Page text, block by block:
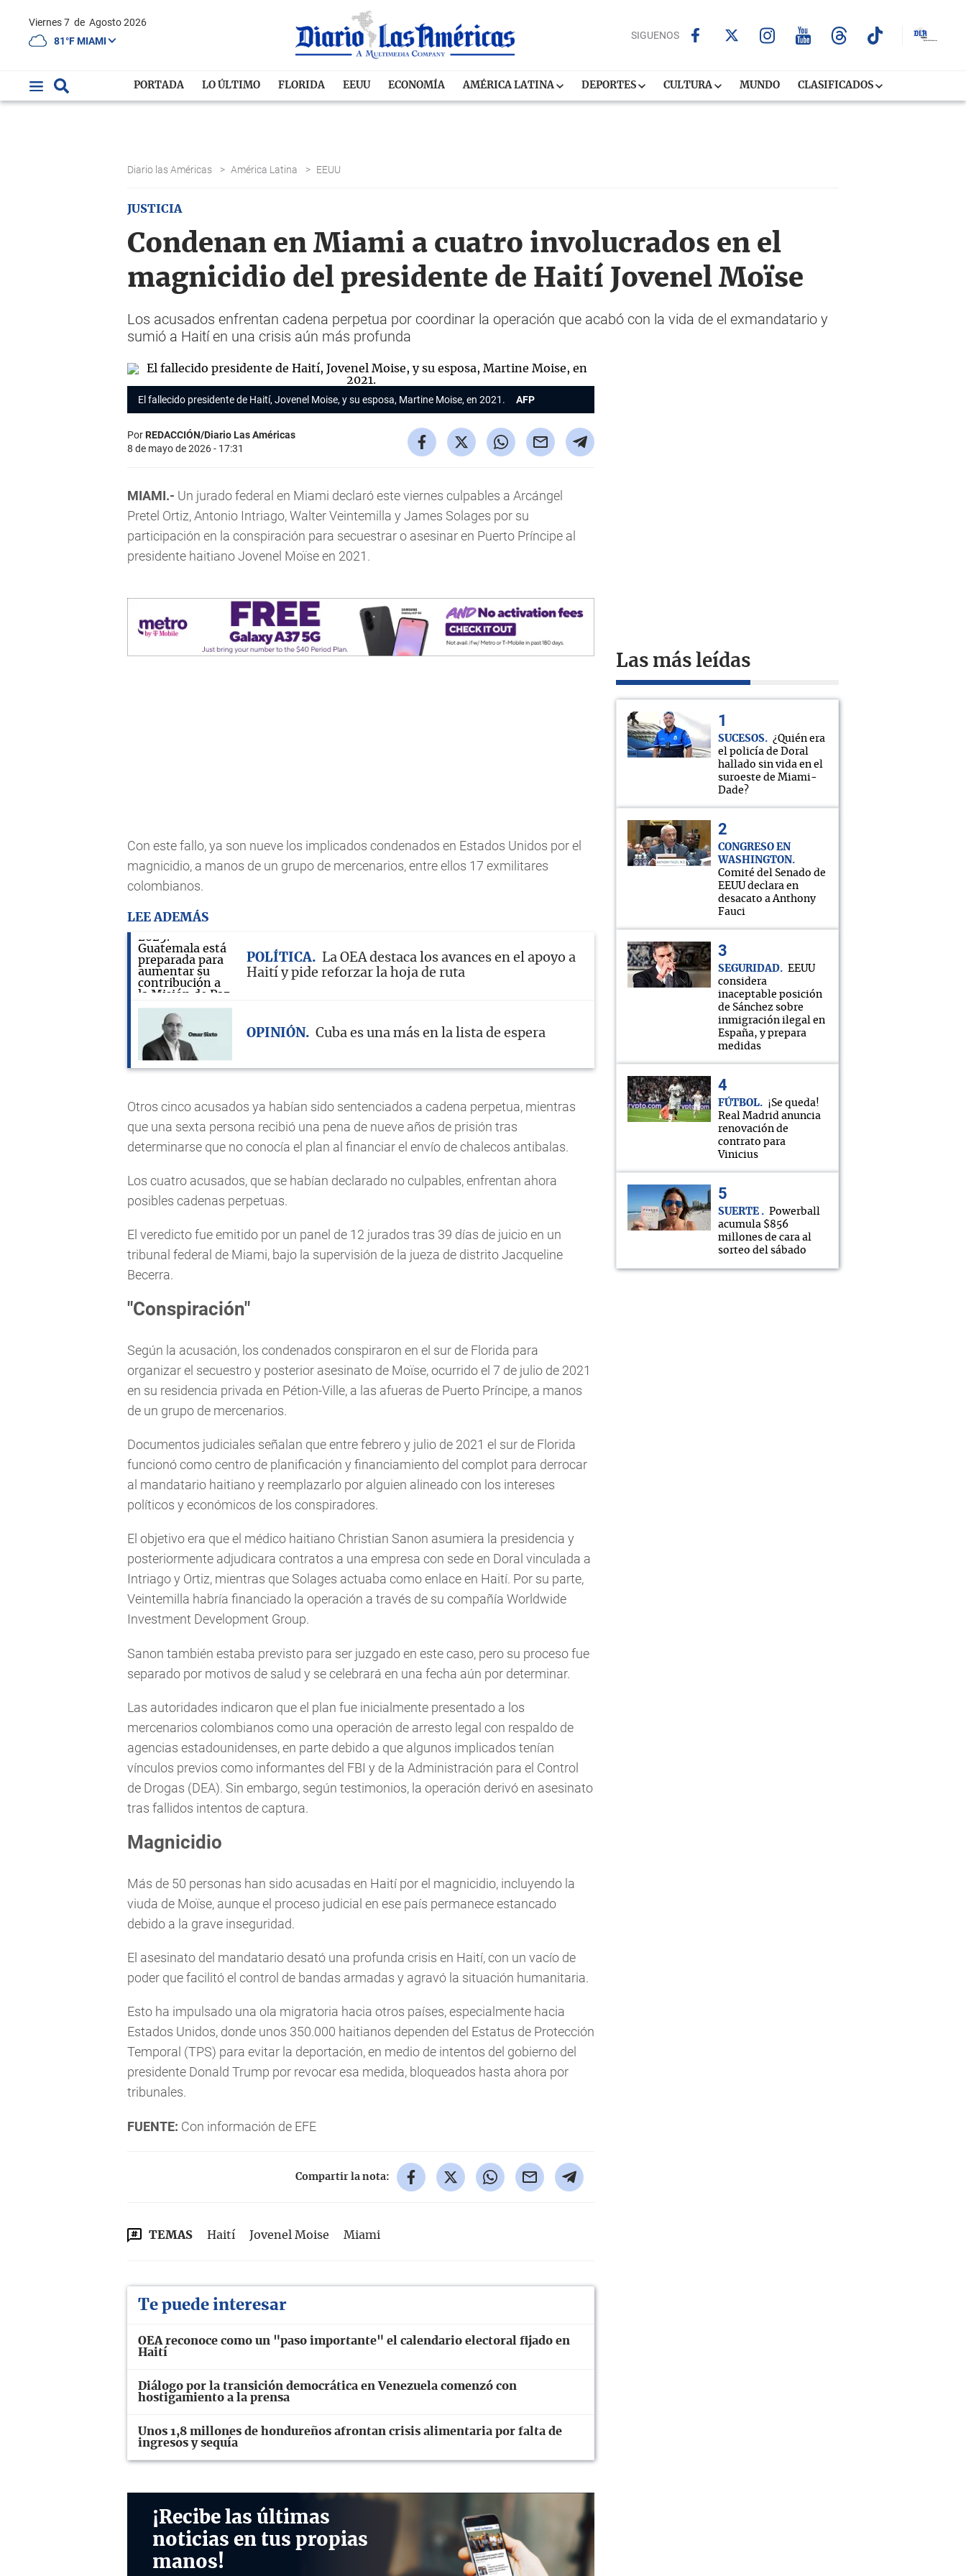
Viernes 7 de Agosto 2026
81°F MIAMI
SIGUENOS
PORTADA LO ÚLTIMO FLORIDA EEUU ECONOMÍA AMÉRICA LATINA DEPORTES CULTURA MUNDO CLASIFICADOS
Diario las Américas > América Latina > EEUU
JUSTICIA
Condenan en Miami a cuatro involucrados en el
magnicidio del presidente de Haití Jovenel Moïse
Los acusados enfrentan cadena perpetua por coordinar la operación que acabó con la vida de el exmandatario y
sumió a Haití en una crisis aún más profunda
El fallecido presidente de Haití, Jovenel Moise, y su esposa, Martine Moise, en 2021. AFP
PorREDACCIÓN/Diario Las Américas
8 de mayo de 2026 - 17:31
MIAMI.- Un jurado federal en Miami declaró este viernes culpables a Arcángel
Pretel Ortiz, Antonio Intriago, Walter Veintemilla y James Solages por su
participación en la conspiración para secuestrar o asesinar en Puerto Príncipe al
presidente haitiano Jovenel Moïse en 2021.
Con este fallo, ya son nueve los implicados condenados en Estados Unidos por el
magnicidio, a manos de un grupo de mercenarios, entre ellos 17 exmilitares
colombianos.
LEE ADEMÁS
POLÍTICA
La OEA destaca los avances en el apoyo a
Haití y pide reforzar la hoja de ruta
OPINIÓN Cuba es una más en la lista de espera
Otros cinco acusados ya habían sido sentenciados a cadena perpetua, mientras
que una sexta persona recibió una pena de nueve años de prisión tras
determinarse que no conocía el plan al financiar el envío de chalecos antibalas.
Los cuatro acusados, que se habían declarado no culpables, enfrentan ahora
posibles cadenas perpetuas.
El veredicto fue emitido por un panel de 12 jurados tras 39 días de juicio en un
tribunal federal de Miami, bajo la supervisión de la jueza de distrito Jacqueline
Becerra.
"Conspiración"
Según la acusación, los condenados conspiraron en el sur de Florida para
organizar el secuestro y posterior asesinato de Moïse, ocurrido el 7 de julio de 2021
en su residencia privada en Pétion-Ville, a las afueras de Puerto Príncipe, a manos
de un grupo de mercenarios.
Documentos judiciales señalan que entre febrero y julio de 2021 el sur de Florida
funcionó como centro de planificación y financiamiento del complot para derrocar
al mandatario haitiano y reemplazarlo por alguien alineado con los intereses
políticos y económicos de los conspiradores.
El objetivo era que el médico haitiano Christian Sanon asumiera la presidencia y
posteriormente adjudicara contratos a una empresa con sede en Doral vinculada a
Intriago y Ortiz, mientras que Solages actuaba como enlace en Haití. Por su parte,
Veintemilla habría financiado la operación a través de su compañía Worldwide
Investment Development Group.
Sanon también estaba previsto para ser juzgado en este caso, pero su proceso fue
separado por motivos de salud y se celebrará en una fecha aún por determinar.
Las autoridades indicaron que el plan fue inicialmente presentado a los
mercenarios colombianos como una operación de arresto legal con respaldo de
agencias estadounidenses, en parte debido a que algunos implicados tenían
vínculos previos como informantes del FBI y de la Administración para el Control
de Drogas (DEA). Sin embargo, según testimonios, la operación derivó en asesinato
tras fallidos intentos de captura.
Magnicidio
Más de 50 personas han sido acusadas en Haití por el magnicidio, incluyendo la
viuda de Moïse, aunque el proceso judicial en ese país permanece estancado
debido a la grave inseguridad.
El asesinato del mandatario desató una profunda crisis en Haití, con un vacío de
poder que facilitó el control de bandas armadas y agravó la situación humanitaria.
Esto ha impulsado una ola migratoria hacia otros países, especialmente hacia
Estados Unidos, donde unos 350.000 haitianos dependen del Estatus de Protección
Temporal (TPS) para evitar la deportación, en medio de intentos del gobierno del
presidente Donald Trump por revocar esa medida, bloqueados hasta ahora por
tribunales.
FUENTE: Con información de EFE
Compartir la nota:
TEMAS Haití Jovenel Moise Miami
Te puede interesar
OEA reconoce como un "paso importante" el calendario electoral fijado en
Haití
Diálogo por la transición democrática en Venezuela comenzó con
hostigamiento a la prensa
Unos 1,8 millones de hondureños afrontan crisis alimentaria por falta de
ingresos y sequía
¡Recibe las últimas
noticias en tus propias
manos!
Las más leídas
SUCESOS
¿Quién era
el policía de Doral
hallado sin vida en el
suroeste de Miami-
Dade?
CONGRESO EN
WASHINGTON
Comité del Senado de
EEUU declara en
desacato a Anthony
Fauci
SEGURIDAD
EEUU
considera
inaceptable posición
de Sánchez sobre
inmigración ilegal en
España, y prepara
medidas
FÚTBOL
¡Se queda!
Real Madrid anuncia
renovación de
contrato para
Vinicius
SUERTE
Powerball
acumula $856
millones de cara al
sorteo del sábado